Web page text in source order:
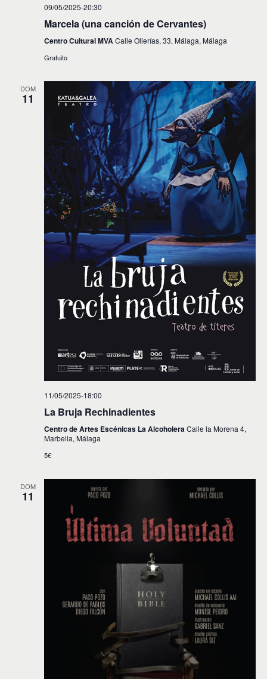
09/05/2025-20:30
Marcela (una canción de Cervantes)
Centro Cultural MVACalle Ollerías, 33, Málaga, Málaga
Gratuito
DOM
11
11/05/2025-18:00
La Bruja Rechinadientes
Centro de Artes Escénicas La AlcoholeraCalle la Morena 4,
Marbella, Málaga
5€
DOM
11